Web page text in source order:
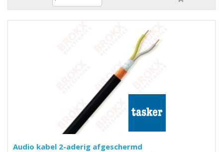
Audio kabel 2-aderig afgeschermd